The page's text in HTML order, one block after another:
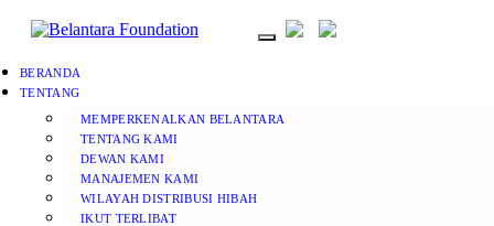
BERANDA
TENTANG
MEMPERKENALKAN BELANTARA
TENTANG KAMI
DEWAN KAMI
MANAJEMEN KAMI
WILAYAH DISTRIBUSI HIBAH
IKUT TERLIBAT